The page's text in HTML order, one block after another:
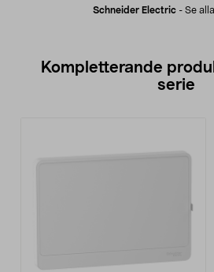
Schneider Electric- Se
Kompletterande
serie